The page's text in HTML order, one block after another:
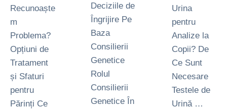
Recunoaște
m
Problema?
Opțiuni de
Tratament
și Sfaturi
pentru
Părinți Ce
Deciziile de
Îngrijire Pe
Baza
Consilierii
Genetice
Rolul
Consilierii
Genetice În
Urina
pentru
Analize la
Copii? De
Ce Sunt
Necesare
Testele de
Urină …